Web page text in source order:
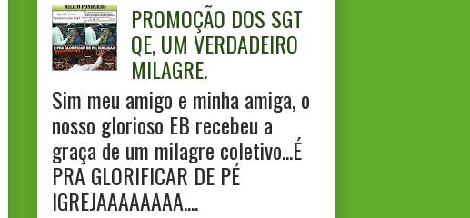
PROMOÇÃO DOS SGT
QE, UM VERDADEIRO
MILAGRE.
Sim meu amigo e minha amiga, o
nosso glorioso EB recebeu a
graça de um milagre coletivo...É
PRA GLORIFICAR DE PÉ
IGREJAAAAAAAA....